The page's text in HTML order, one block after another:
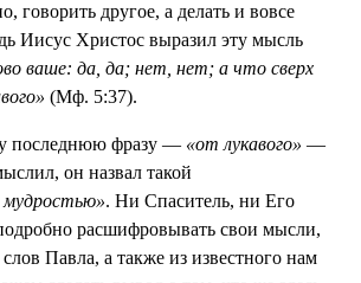
говорить другое, а делать и вовсе
Иисус Христос выразил эту мысль
ваше: да, да; нет, нет; а что сверх
(Мф. 5:37).
последнюю фразу — «от лукавого» —
он назвал такой
мудростью». Ни Спаситель, ни Его
расшифровывать свои мысли,
Павла, а также из известного нам